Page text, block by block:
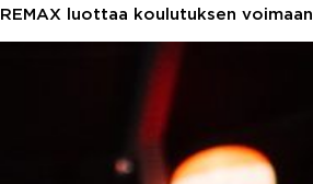
kiinteistönvälittäjän
REMAX luottaa koulutuksen voimaan